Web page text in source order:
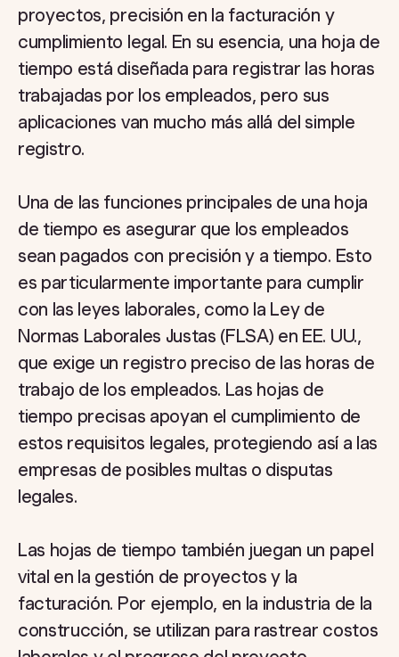
proyectos, precisión en la facturación y
cumplimiento legal. En su esencia, una hoja de
tiempo está diseñada para registrar las horas
trabajadas por los empleados, pero sus
aplicaciones van mucho más allá del simple
registro.
Una de las funciones principales de una hoja
de tiempo es asegurar que los empleados
sean pagados con precisión y a tiempo. Esto
es particularmente importante para cumplir
con las leyes laborales, como la Ley de
Normas Laborales Justas (FLSA) en EE. UU.,
que exige un registro preciso de las horas de
trabajo de los empleados. Las hojas de
tiempo precisas apoyan el cumplimiento de
estos requisitos legales, protegiendo así a las
empresas de posibles multas o disputas
legales.
Las hojas de tiempo también juegan un papel
vital en la gestión de proyectos y la
facturación. Por ejemplo, en la industria de la
construcción, se utilizan para rastrear costos